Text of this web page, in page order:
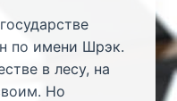
по имени Шрэк.
в лесу, на
Но